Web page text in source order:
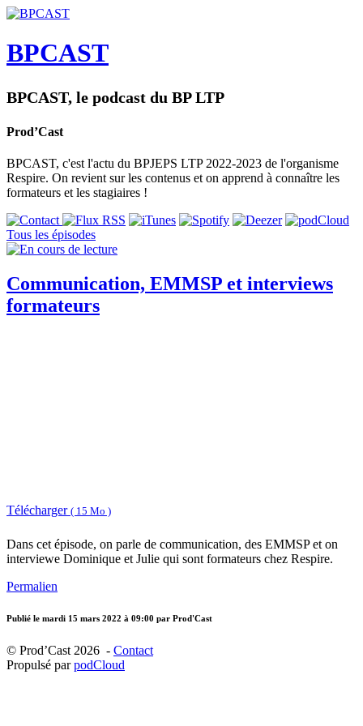
BPCAST
BPCAST, le podcast du BP LTP
Prod’Cast
BPCAST, c'est l'actu du BPJEPS LTP 2022-2023 de l'organisme
Respire. On revient sur les contenus et on apprend à connaître les
formateurs et les stagiaires !
Tous les épisodes
Communication, EMMSP et interviews
formateurs
Télécharger ( 15 Mo )
Dans cet épisode, on parle de communication, des EMMSP et on
interviewe Dominique et Julie qui sont formateurs chez Respire.
Permalien
Publié le mardi 15 mars 2022 à 09:00 par Prod'Cast
© Prod’Cast 2026 - Contact
Propulsé parpodCloud